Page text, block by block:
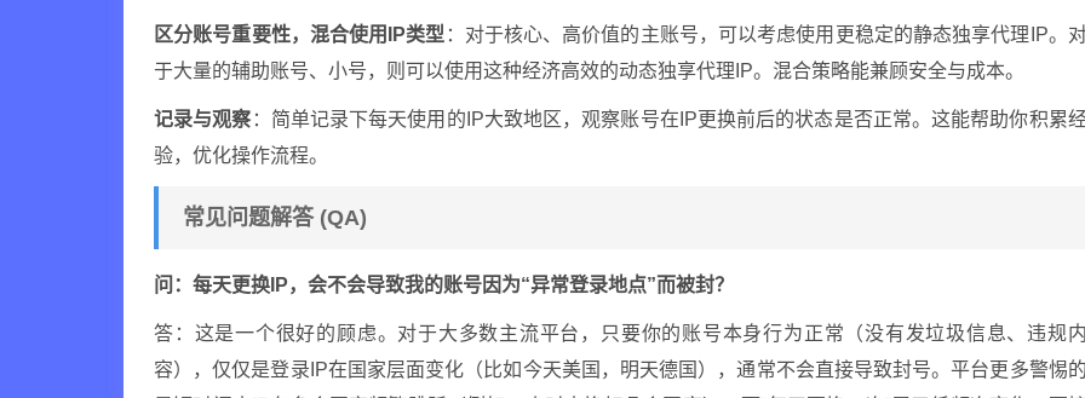
区分账号重要性，混合使用IP类型 ：对于核心、高价值的主账号，可以考虑使用更稳定的静态独享代理IP。
于大量的辅助账号、小号，则可以使用这种经济高效的动态独享代理IP。混合策略能兼顾安全与成本。
记录与观察 ：简单记录下每天使用的IP大致地区，观察账号在IP更换前后的状态是否正常。这能帮助你积累
验，优化操作流程。
常见问题解答 (QA)
问：每天更换IP，会不会导致我的账号因为“异常登录地点”而被封？
答：这是一个很好的顾虑。对于大多数主流平台，只要你的账号本身行为正常（没有发垃圾信息、违规内
容），仅仅是登录IP在国家层面变化（比如今天美国，明天德国），通常不会直接导致封号。平台更多警惕的